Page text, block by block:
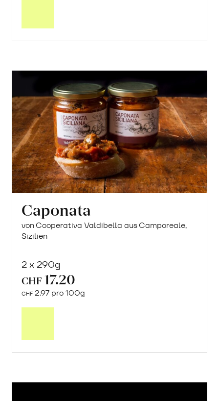
Caponata
von Cooperativa Valdibella aus Camporeale,
Sizilien
2 x 290g
CHF 17.20
CHF 2.97 pro 100g